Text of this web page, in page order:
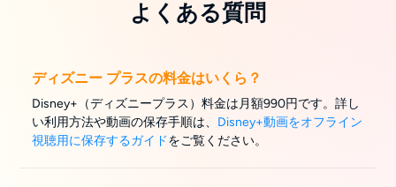
よくある質問
ディズニー プラスの料金はいくら？
Disney+（ディズニープラス）料金は月額990円です。詳し
い利用方法や動画の保存手順は、 Disney+動画をオフライン
視聴用に保存するガイドをご覧ください。